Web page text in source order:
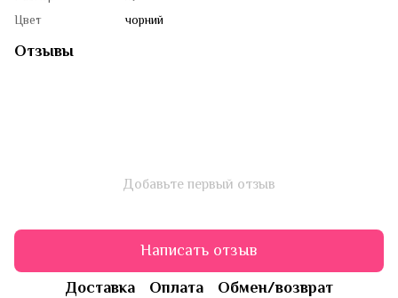
Цвет
чорний
Отзывы
Добавьте первый отзыв
Написать отзыв
Доставка Оплата Обмен/возврат